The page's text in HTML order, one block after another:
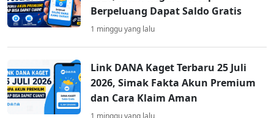
Berpeluang Dapat Saldo Gratis
1 minggu yang lalu
Link DANA Kaget Terbaru 25 Juli
2026, Simak Fakta Akun Premium
dan Cara Klaim Aman